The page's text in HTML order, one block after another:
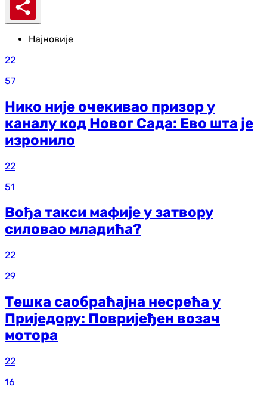
Најновије
22
57
Нико није очекивао призор у
каналу код Новог Сада: Ево шта је
изронило
22
51
Вођа такси мафије у затвору
силовао младића?
22
29
Тешка саобраћајна несрећа у
Приједору: Повријеђен возач
мотора
22
16